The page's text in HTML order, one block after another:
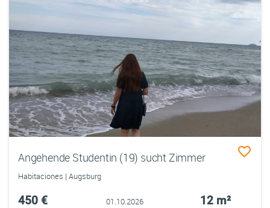
Angehende Studentin (19) sucht Zimmer
Habitaciones | Augsburg
450 € 01.10.2026 12 m²